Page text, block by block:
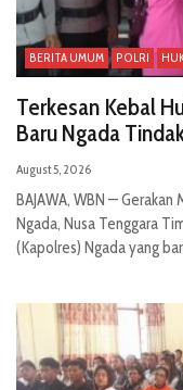
BERITA UMUM POLRI
Terkesan Kebal
Baru Ngada
August 5, 2026
BAJAWA, WBN —
Ngada, Nusa Tenggara
(Kapolres) Ngada yang